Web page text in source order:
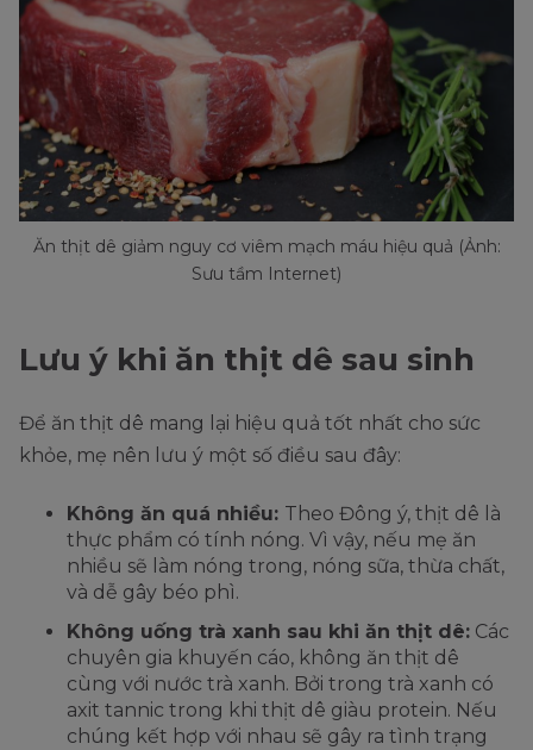
Ăn thịt dê giảm nguy cơ viêm mạch máu hiệu quả (Ảnh:
Sưu tầm Internet)
Lưu ý khi ăn thịt dê sau sinh
Để ăn thịt dê mang lại hiệu quả tốt nhất cho sức
khỏe, mẹ nên lưu ý một số điều sau đây:
Không ăn quá nhiều: Theo Đông ý, thịt dê là
thực phẩm có tính nóng. Vì vậy, nếu mẹ ăn
nhiều sẽ làm nóng trong, nóng sữa, thừa chất,
và dễ gây béo phì.
Không uống trà xanh sau khi ăn thịt dê: Các
chuyên gia khuyến cáo, không ăn thịt dê
cùng với nước trà xanh. Bởi trong trà xanh có
axit tannic trong khi thịt dê giàu protein. Nếu
chúng kết hợp với nhau sẽ gây ra tình trạng